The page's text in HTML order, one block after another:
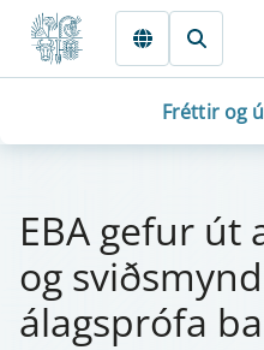
Fara beint í Meginmál
Fréttir og
EBA gef­ur
og
álagsprófa